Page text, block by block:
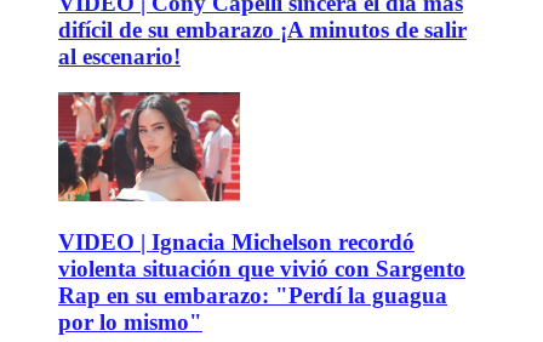
difícil de su embarazo ¡A minutos de salir
al escenario!
VIDEO | Ignacia Michelson recordó
violenta situación que vivió con Sargento
Rap en su embarazo: "Perdí la guagua
por lo mismo"